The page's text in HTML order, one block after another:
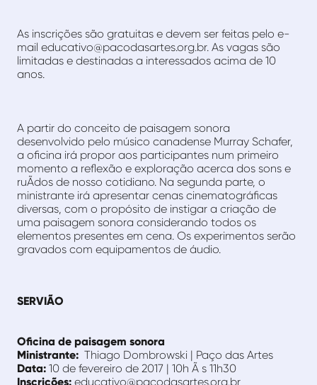
As inscrições são gratuitas e devem ser feitas pelo e-
mail educativo@pacodasartes.org.br. As vagas são
limitadas e destinadas a interessados acima de 10
anos.
A partir do conceito de paisagem sonora
desenvolvido pelo músico canadense Murray Schafer,
a oficina irá propor aos participantes num primeiro
momento a reflexão e exploração acerca dos sons e
ruÃ­dos de nosso cotidiano. Na segunda parte, o
ministrante irá apresentar cenas cinematográficas
diversas, com o propósito de instigar a criação de
uma paisagem sonora considerando todos os
elementos presentes em cena. Os experimentos serão
gravados com equipamentos de áudio.
SERVIÃO
Oficina de paisagem sonora
Ministrante: Thiago Dombrowski | Paço das Artes
Data: 10 de fevereiro de 2017 | 10h Ã s 11h30
Inscrições: educativo@pacodasartes.org.br